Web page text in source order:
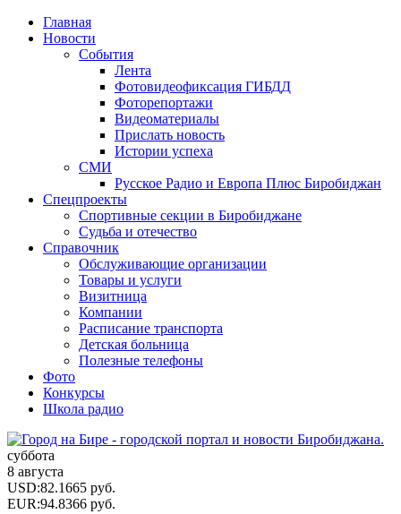
Главная
Новости
События
Лента
Фотовидеофиксация ГИБДД
Фоторепортажи
Видеоматериалы
Прислать новость
Истории успеха
СМИ
Русское Радио и Европа Плюс Биробиджан
Спецпроекты
Спортивные секции в Биробиджане
Судьба и отечество
Справочник
Обслуживающие организации
Товары и услуги
Визитница
Компании
Расписание транспорта
Детская больница
Полезные телефоны
Фото
Конкурсы
Школа радио
суббота
8 августа
USD:82.1665 руб.
EUR:94.8366 руб.